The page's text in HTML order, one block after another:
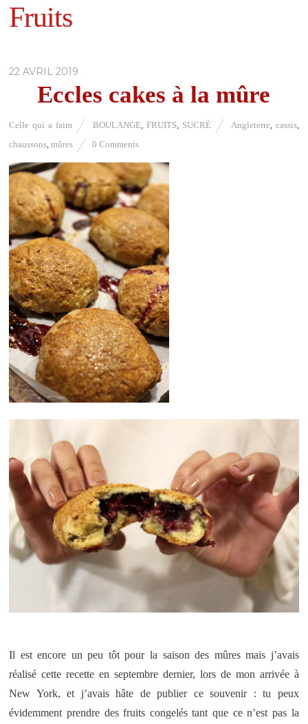
Fruits
22 AVRIL 2019
Eccles cakes à la mûre
Celle qui a faim BOULANGE FRUITS, SUCRÉ Angleterre cassis,
chaussons ,mûres 0 Comments
Il est encore un peu tôt pour la saison des mûres mais j’avais
réalisé cette recette en septembre dernier, lors de mon arrivée à
New York, et j’avais hâte de publier ce souvenir : tu peux
évidemment prendre des fruits congelés tant que ce n’est pas la